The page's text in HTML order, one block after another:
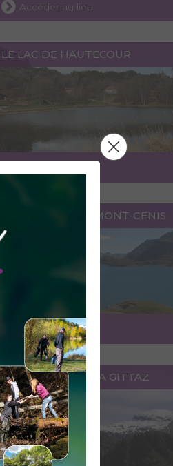
Accéder au lieu
LE LAC DE HAUTECOUR
LA RETENUE DU MONT-CENIS
Accéder au lieu
LA RETENUE DE LA GITTAZ